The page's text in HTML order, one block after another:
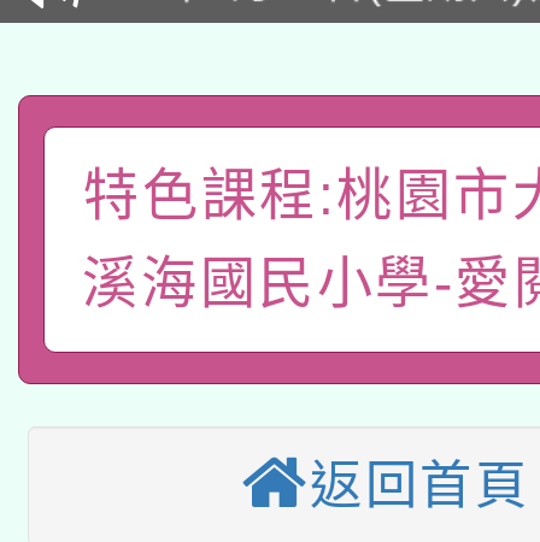
動」
桃園市孔廟祈福系列
開 智慧啟航」
2026年桃園地景藝術
「2026桃園藝術巡演
關事宜
國立臺灣師範大學辦理
年度健康促進學校輔導
業成長研習」實施計畫
函轉國家教育研究院中
原住民族教育政策研討
族教育國際趨勢與發展
轉知教育部國民及學前
方素養工作坊新北場」
族語言臺北學習中心
「族語學習班」招生簡
轉知有關國立成功大學
文教學共融平台-教案
教育部國民及學前教
年度COVID-19疫苗接
轉知經濟部水利署委託
特色課程:桃園市
溪海國民小學-愛
返回首頁